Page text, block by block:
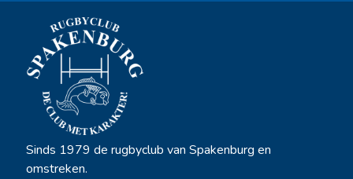
Sinds 1979 de rugbyclub van Spakenburg en
omstreken.